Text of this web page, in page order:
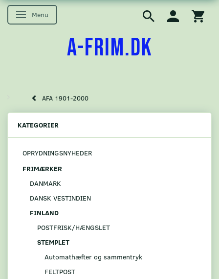
Skifte navigation
Menu
A-FRIM.DK
AFA 1901-2000
KATEGORIER
OPRYDNINGSNYHEDER
FRIMÆRKER
DANMARK
DANSK VESTINDIEN
FINLAND
POSTFRISK/HÆNGSLET
STEMPLET
Automathæfter og sammentryk
FELTPOST